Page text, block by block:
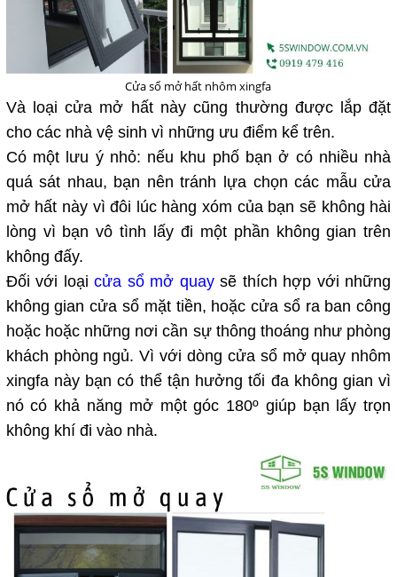
Cửa sổ mở hất nhôm xingfa
Và loại cửa mở hất này cũng thường được lắp đặt
cho các nhà vệ sinh vì những ưu điểm kể trên.
Có một lưu ý nhỏ: nếu khu phố bạn ở có nhiều nhà
quá sát nhau, bạn nên tránh lựa chọn các mẫu cửa
mở hất này vì đôi lúc hàng xóm của bạn sẽ không hài
lòng vì bạn vô tình lấy đi một phần không gian trên
không đấy.
Đối với loạicửa sổ mở quaysẽ thích hợp với những
không gian cửa sổ mặt tiền, hoặc cửa sổ ra ban công
hoặc hoặc những nơi cần sự thông thoáng như phòng
khách phòng ngủ. Vì với dòng cửa sổ mở quay nhôm
xingfa này bạn có thể tận hưởng tối đa không gian vì
nó có khả năng mở một góc 180º giúp bạn lấy trọn
không khí đi vào nhà.